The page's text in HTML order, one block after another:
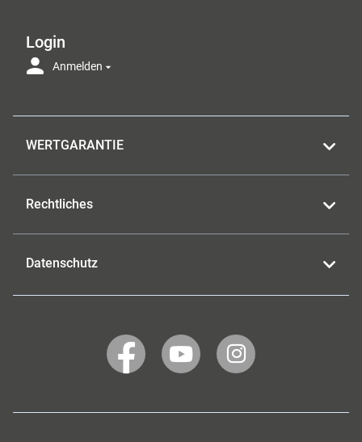
Login
Anmelden
WERTGARANTIE
Rechtliches
Datenschutz
WERTGARANTIE
auf
WERTGARANTIE
auf
WERTGARANTIE
auf